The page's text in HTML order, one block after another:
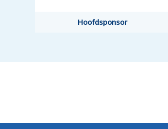
Hoofdsponsor
Hoofdsponsor